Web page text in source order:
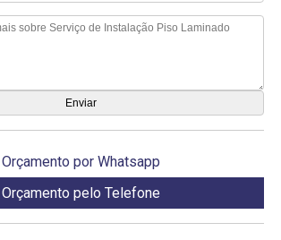
Orçamento por Whatsapp
Orçamento pelo Telefone